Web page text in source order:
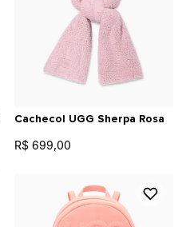
Cachecol UGG Sherpa Rosa
R$ 699,00